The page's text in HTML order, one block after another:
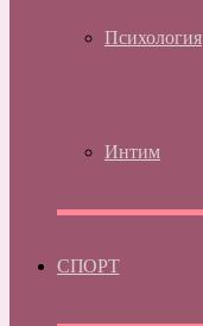
Психология
Интим
СПОРТ